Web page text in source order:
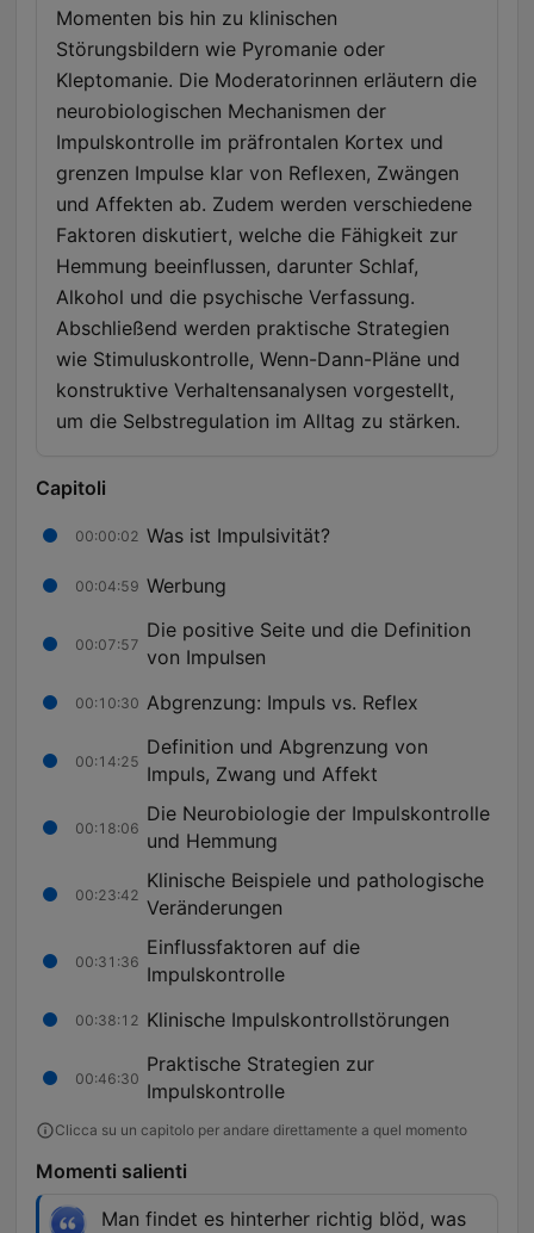
Momenten bis hin zu klinischen
Störungsbildern wie Pyromanie oder
Kleptomanie. Die Moderatorinnen erläutern die
neurobiologischen Mechanismen der
Impulskontrolle im präfrontalen Kortex und
grenzen Impulse klar von Reflexen, Zwängen
und Affekten ab. Zudem werden verschiedene
Faktoren diskutiert, welche die Fähigkeit zur
Hemmung beeinflussen, darunter Schlaf,
Alkohol und die psychische Verfassung.
Abschließend werden praktische Strategien
wie Stimuluskontrolle, Wenn-Dann-Pläne und
konstruktive Verhaltensanalysen vorgestellt,
um die Selbstregulation im Alltag zu stärken.
Capitoli
00:00:02 Was ist Impulsivität?
00:04:59 Werbung
00:07:57
Die positive Seite und die Definition
von Impulsen
00:10:30 Abgrenzung: Impuls vs. Reflex
00:14:25
Definition und Abgrenzung von
Impuls, Zwang und Affekt
00:18:06
Die Neurobiologie der Impulskontrolle
und Hemmung
00:23:42
Klinische Beispiele und pathologische
Veränderungen
00:31:36
Einflussfaktoren auf die
Impulskontrolle
00:38:12 Klinische Impulskontrollstörungen
00:46:30
Praktische Strategien zur
Impulskontrolle
Clicca su un capitolo per andare direttamente a quel momento
Momenti salienti
Man findet es hinterher richtig blöd, was